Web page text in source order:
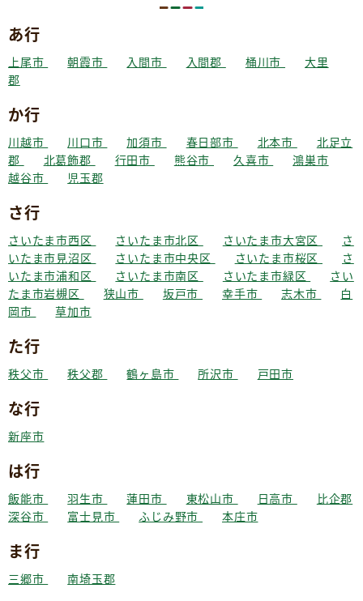
あ行
上尾市 朝霞市 入間市 入間郡 桶川市
大里
郡
か行
川越市 川口市 加須市 春日部市 北本市
北足立
郡
北葛飾郡 行田市 熊谷市 久喜市
鴻巣市
越谷市
児玉郡
さ行
さいたま市西区 さいたま市北区 さいたま市大宮区
さ
いたま市見沼区
さいたま市中央区 さいたま市桜区
さ
いたま市浦和区
さいたま市南区 さいたま市緑区
さい
たま市岩槻区
狭山市 坂戸市 幸手市 志木市
白
岡市
草加市
た行
秩父市 秩父郡 鶴ヶ島市 所沢市 戸田市
な行
新座市
は行
飯能市 羽生市 蓮田市 東松山市 日高市
比企郡
深谷市
富士見市 ふじみ野市 本庄市
ま行
三郷市 南埼玉郡